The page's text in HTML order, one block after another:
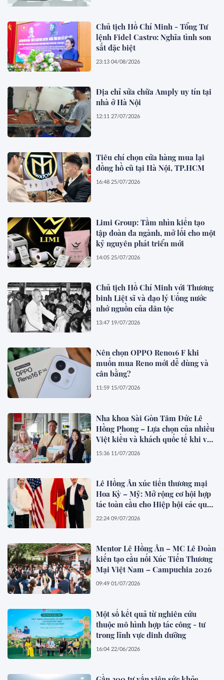
Chủ tịch Hồ Chí Minh - Tổng Tư
lệnh Fidel Castro: Nghĩa tình son
sắt đặc biệt
23:13 04/08/2026
Địa chỉ sửa chữa Amply uy tín tại
nhà ở Hà Nội
12:11 27/07/2026
Tiêu chí chọn cửa hàng mua lại
đồng hồ cũ tại Hà Nội, TP.HCM
16:48 25/07/2026
Limi Group: Tầm nhìn kiến tạo
tập đoàn đa ngành, mở lối cho một
kỷ nguyên phát triển mới
14:05 25/07/2026
Chủ tịch Hồ Chí Minh với Thương
binh Liệt sĩ và đạo lý Uống nước
nhớ nguồn của dân tộc
13:47 19/07/2026
Nên chọn OPPO Reno16 F khi
muốn mua Reno mới dễ dùng và
cân bằng?
11:59 15/07/2026
Nha khoa Sài Gòn Tâm Đức Lê
Hồng Phong – Lựa chọn của nhiều
Việt kiều và khách quốc tế khi về
Việt Nam làm răng
15:36 11/07/2026
Lê Hồng Ân xúc tiến thương mại
Hoa Kỳ – Mỹ: Mở rộng cơ hội hợp
tác toàn cầu cho Hiệp hội các quốc
gia Đông Nam Á (ASEAN)
22:24 09/07/2026
Mentor Lê Hồng Ân – MC Lê Đoàn
kiến tạo cầu nối Xúc Tiến Thương
Mại Việt Nam – Campuchia 2026
09:49 01/07/2026
Một số kết quả từ nghiên cứu
thuộc mô hình hợp tác công - tư
trong lĩnh vực dinh dưỡng
16:04 22/06/2026